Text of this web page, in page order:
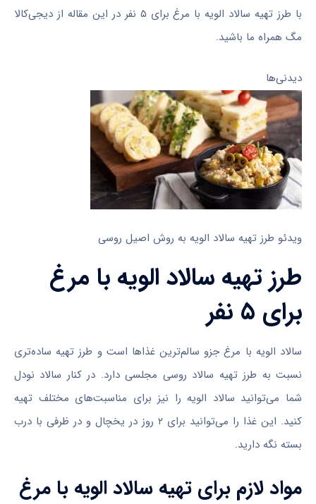
با طرز تهیه سالاد الویه با مرغ برای ۵ نفر در این مقاله از دیجی‌کالا
مگ همراه ما باشید.
دیدنی‌ها
ویدئو طرز تهیه سالاد الویه به روش اصیل روسی
طرز تهیه سالاد الویه با مرغ
برای ۵ نفر
سالاد الویه با مرغ جزو سالم‌ترین غذاها است و طرز تهیه ساده‌تری
نسبت به طرز تهیه سالاد روسی مجلسی دارد. در کنار سالاد نودل
شما می‌توانید سالاد الویه را نیز برای مناسبت‌های مختلف تهیه
کنید. این غذا را می‌توانید برای ۲ روز در یخچال و در ظرفی با درب
بسته نگه دارید.
مواد لازم برای تهیه سالاد الویه با مرغ